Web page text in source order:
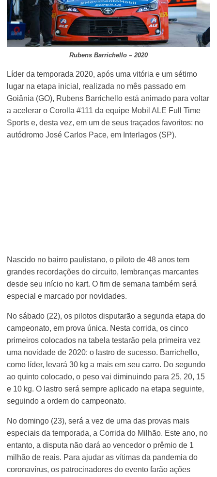
Rubens Barrichello – 2020
Líder da temporada 2020, após uma vitória e um sétimo
lugar na etapa inicial, realizada no mês passado em
Goiânia (GO), Rubens Barrichello está animado para voltar
a acelerar o Corolla #111 da equipe Mobil ALE Full Time
Sports e, desta vez, em um de seus traçados favoritos: no
autódromo José Carlos Pace, em Interlagos (SP).
Nascido no bairro paulistano, o piloto de 48 anos tem
grandes recordações do circuito, lembranças marcantes
desde seu início no kart. O fim de semana também será
especial e marcado por novidades.
No sábado (22), os pilotos disputarão a segunda etapa do
campeonato, em prova única. Nesta corrida, os cinco
primeiros colocados na tabela testarão pela primeira vez
uma novidade de 2020: o lastro de sucesso. Barrichello,
como líder, levará 30 kg a mais em seu carro. Do segundo
ao quinto colocado, o peso vai diminuindo para 25, 20, 15
e 10 kg. O lastro será sempre aplicado na etapa seguinte,
seguindo a ordem do campeonato.
No domingo (23), será a vez de uma das provas mais
especiais da temporada, a Corrida do Milhão. Este ano, no
entanto, a disputa não dará ao vencedor o prêmio de 1
milhão de reais. Para ajudar as vítimas da pandemia do
coronavírus, os patrocinadores do evento farão ações